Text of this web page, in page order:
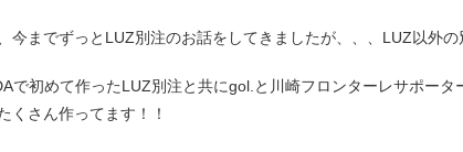
今までずっとLUZ別注のお話をしてきましたが、、、LUZ以外の
で初めて作ったLUZ別注と共にgol.と川崎フロンターレサポー
くさん作ってます！！